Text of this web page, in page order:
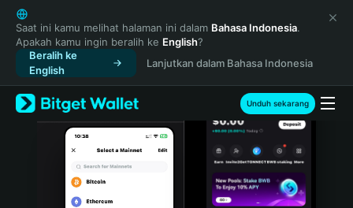
English
日本語
Tiếng Việt
Русский
Español (Latinoamérica)
Türkçe
Italiano
Saat ini kamu melihat halaman ini dalam Bahasa Indonesia.
Apakah kamu ingin beralih ke English?
Beralih ke
English
Lanjutkan dalam Bahasa Indonesia
Unduh sekarang